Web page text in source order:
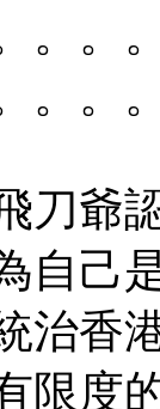
。。
。。。
刀爺
自己
治香
限度